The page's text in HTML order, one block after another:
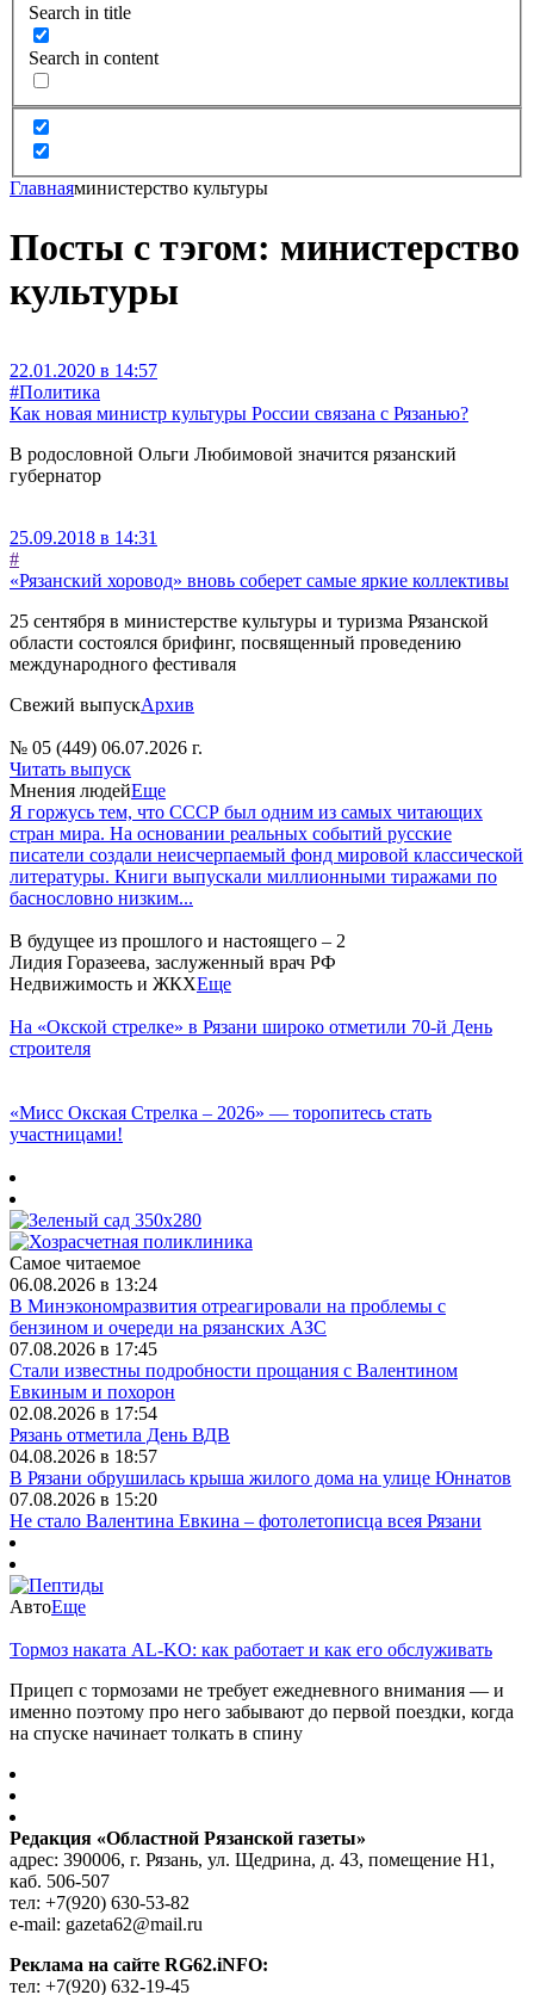
Search in title
Search in content
Главнаяминистерство культуры
Посты с тэгом: министерство
культуры
22.01.2020 в 14:57
#Политика
Как новая министр культуры России связана с Рязанью?
В родословной Ольги Любимовой значится рязанский
губернатор
25.09.2018 в 14:31
#
«Рязанский хоровод» вновь соберет самые яркие коллективы
25 сентября в министерстве культуры и туризма Рязанской
области состоялся брифинг, посвященный проведению
международного фестиваля
Свежий выпускАрхив
№ 05 (449) 06.07.2026 г.
Читать выпуск
Мнения людейЕще
Я горжусь тем, что СССР был одним из самых читающих
стран мира. На основании реальных событий русские
писатели создали неисчерпаемый фонд мировой классической
литературы. Книги выпускали миллионными тиражами по
баснословно низким...
В будущее из прошлого и настоящего – 2
Лидия Горазеева, заслуженный врач РФ
Недвижимость и ЖКХЕще
На «Окской стрелке» в Рязани широко отметили 70-й День
строителя
«Мисс Окская Стрелка – 2026» — торопитесь стать
участницами!
Самое читаемое
06.08.2026 в 13:24
В Минэкономразвития отреагировали на проблемы с
бензином и очереди на рязанских АЗС
07.08.2026 в 17:45
Стали известны подробности прощания с Валентином
Евкиным и похорон
02.08.2026 в 17:54
Рязань отметила День ВДВ
04.08.2026 в 18:57
В Рязани обрушилась крыша жилого дома на улице Юннатов
07.08.2026 в 15:20
Не стало Валентина Евкина – фотолетописца всея Рязани
АвтоЕще
Тормоз наката AL-KO: как работает и как его обслуживать
Прицеп с тормозами не требует ежедневного внимания — и
именно поэтому про него забывают до первой поездки, когда
на спуске начинает толкать в спину
Редакция «Областной Рязанской газеты»
адрес: 390006, г. Рязань, ул. Щедрина, д. 43, помещение Н1,
каб. 506-507
тел: +7(920) 630-53-82
e-mail: gazeta62@mail.ru
Реклама на сайте RG62.iNFO:
тел: +7(920) 632-19-45